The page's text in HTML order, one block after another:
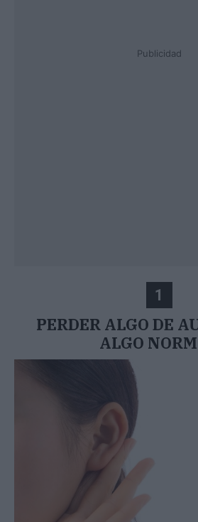
Publicidad
1
PERDER ALGO DE
ALGO